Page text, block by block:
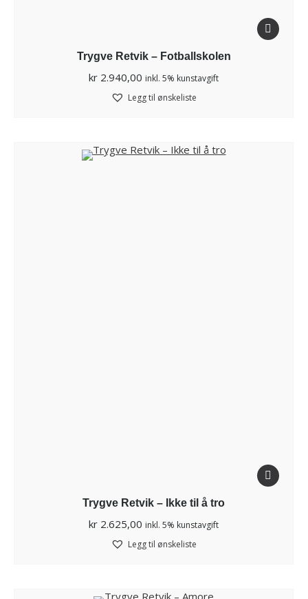
Trygve Retvik – Fotballskolen
kr 2.940,00 inkl. 5% kunstavgift
Legg til ønskeliste
Trygve Retvik – Ikke til å tro
kr 2.625,00 inkl. 5% kunstavgift
Legg til ønskeliste